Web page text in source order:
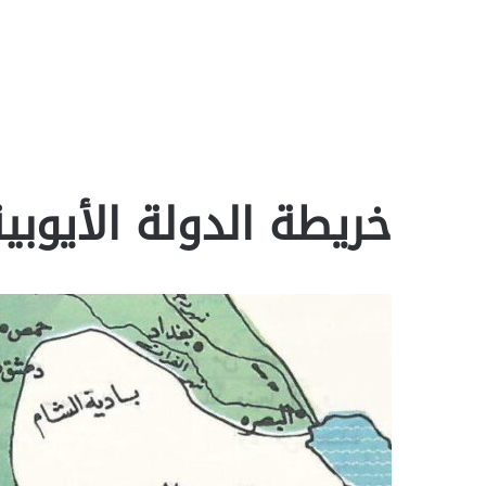
خريطة الدولة